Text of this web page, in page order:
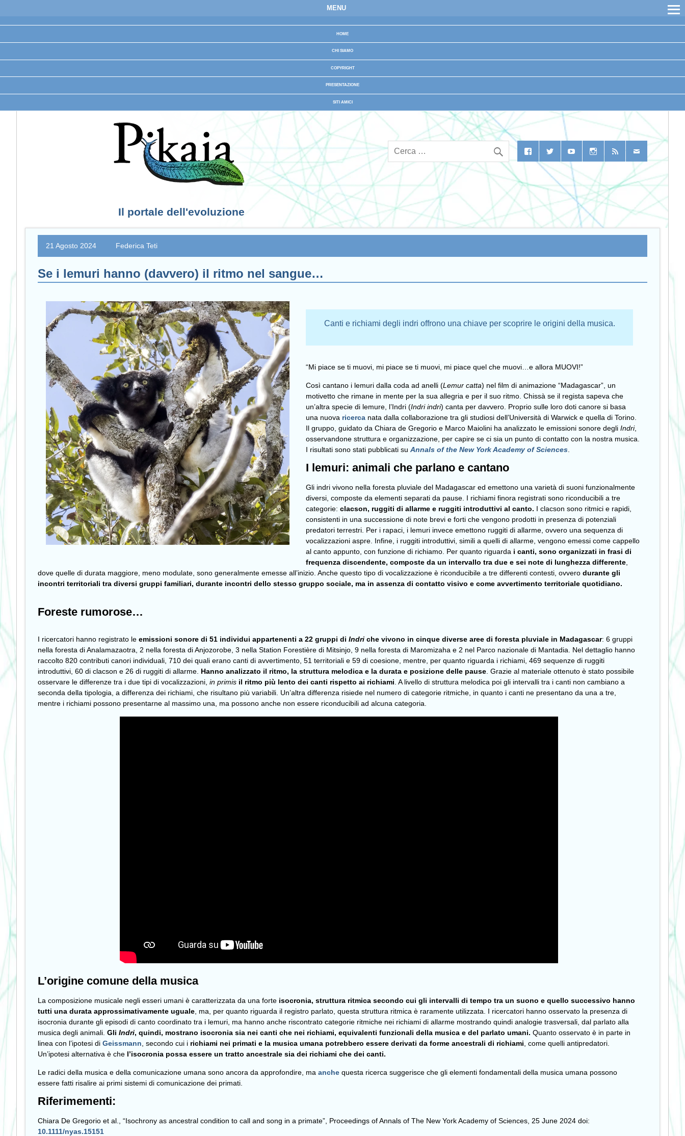
MENU
HOME
CHI SIAMO
COPYRIGHT
PRESENTAZIONE
SITI AMICI
Il portale dell'evoluzione
21 Agosto 2024 Federica Teti
Se i lemuri hanno (davvero) il ritmo nel sangue…
Canti e richiami degli indri offrono una chiave per scoprire le origini della musica.
“Mi piace se ti muovi, mi piace se ti muovi, mi piace quel che muovi…e allora MUOVI!”
Così cantano i lemuri dalla coda ad anelli (Lemur catta) nel film di animazione “Madagascar”, un
motivetto che rimane in mente per la sua allegria e per il suo ritmo. Chissà se il regista sapeva che
un’altra specie di lemure, l’Indri (Indri indri) canta per davvero. Proprio sulle loro doti canore si basa
una nuova ricerca nata dalla collaborazione tra gli studiosi dell’Università di Warwick e quella di Torino.
Il gruppo, guidato da Chiara de Gregorio e Marco Maiolini ha analizzato le emissioni sonore degliIndri,
osservandone struttura e organizzazione, per capire se ci sia un punto di contatto con la nostra musica.
I risultati sono stati pubblicati suAnnals of the New York Academy of Sciences
I lemuri: animali che parlano e cantano
Gli indri vivono nella foresta pluviale del Madagascar ed emettono una varietà di suoni funzionalmente
diversi, composte da elementi separati da pause. I richiami finora registrati sono riconducibili a tre
categorie:clacson, ruggiti di allarme e ruggiti introduttivi al canto. I clacson sono ritmici e rapidi,
consistenti in una successione di note brevi e forti che vengono prodotti in presenza di potenziali
predatori terrestri. Per i rapaci, i lemuri invece emettono ruggiti di allarme, ovvero una sequenza di
vocalizzazioni aspre. Infine, i ruggiti introduttivi, simili a quelli di allarme, vengono emessi come cappello
al canto appunto, con funzione di richiamo. Per quanto riguarda i canti, sono organizzati in frasi di
frequenza discendente, composte da un intervallo tra due e sei note di lunghezza differente
dove quelle di durata maggiore, meno modulate, sono generalmente emesse all’inizio. Anche questo tipo di vocalizzazione è riconducibile a tre differenti contesti, ovvero durante gli
incontri territoriali tra diversi gruppi familiari, durante incontri dello stesso gruppo sociale, ma in assenza di contatto visivo e come avvertimento territoriale quotidiano.
Foreste rumorose…
I ricercatori hanno registrato le emissioni sonore di 51 individui appartenenti a 22 gruppi di Indri che vivono in cinque diverse aree di foresta pluviale in Madagascar: 6 gruppi
nella foresta di Analamazaotra, 2 nella foresta di Anjozorobe, 3 nella Station Forestière di Mitsinjo, 9 nella foresta di Maromizaha e 2 nel Parco nazionale di Mantadia. Nel dettaglio hanno
raccolto 820 contributi canori individuali, 710 dei quali erano canti di avvertimento, 51 territoriali e 59 di coesione, mentre, per quanto riguarda i richiami, 469 sequenze di ruggiti
introduttivi, 60 di clacson e 26 di ruggiti di allarme. Hanno analizzato il ritmo, la struttura melodica e la durata e posizione delle pause . Grazie al materiale ottenuto è stato possibile
osservare le differenze tra i due tipi di vocalizzazioni, in primis il ritmo più lento dei canti rispetto ai richiami . A livello di struttura melodica poi gli intervalli tra i canti non cambiano a
seconda della tipologia, a differenza dei richiami, che risultano più variabili. Un’altra differenza risiede nel numero di categorie ritmiche, in quanto i canti ne presentano da una a tre,
mentre i richiami possono presentarne al massimo una, ma possono anche non essere riconducibili ad alcuna categoria.
L’origine comune della musica
La composizione musicale negli esseri umani è caratterizzata da una forte isocronia, struttura ritmica secondo cui gli intervalli di tempo tra un suono e quello successivo hanno
tutti una durata approssimativamente uguale , ma, per quanto riguarda il registro parlato, questa struttura ritmica è raramente utilizzata. I ricercatori hanno osservato la presenza di
isocronia durante gli episodi di canto coordinato tra i lemuri, ma hanno anche riscontrato categorie ritmiche nei richiami di allarme mostrando quindi analogie trasversali, dal parlato alla
musica degli animali. Gli Indri, quindi, mostrano isocronia sia nei canti che nei richiami, equivalenti funzionali della musica e del parlato umani. Quanto osservato è in parte in
linea con l’ipotesi di Geissmann , secondo cui i richiami nei primati e la musica umana potrebbero essere derivati da forme ancestrali di richiami , come quelli antipredatori.
Un’ipotesi alternativa è che l’isocronia possa essere un tratto ancestrale sia dei richiami che dei canti.
Le radici della musica e della comunicazione umana sono ancora da approfondire, ma anche questa ricerca suggerisce che gli elementi fondamentali della musica umana possono
essere fatti risalire ai primi sistemi di comunicazione dei primati.
Riferimementi:
Chiara De Gregorio et al., “Isochrony as ancestral condition to call and song in a primate”, Proceedings of Annals of The New York Academy of Sciences, 25 June 2024 doi:
10.1111/nyas.15151